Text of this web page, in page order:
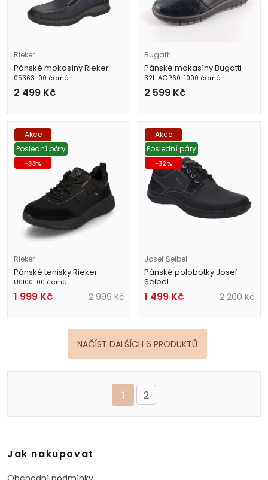
Rieker
Pánské mokasíny Rieker
05363-00 černé
2 499 Kč
Bugatti
Pánské mokasíny Bugatti
321-AOP60-1000 černé
2 599 Kč
Akce
Poslední páry
-33%
Rieker
Pánské tenisky Rieker
U0100-00 černé
1 999 Kč 2 999Kč
Akce
Poslední páry
-32%
Josef Seibel
Pánské polobotky Josef
Seibel
44906 071 100 černé
1 499 Kč 2 200Kč
NAČÍST DALŠÍCH 6 PRODUKTŮ
1 2
Jak nakupovat